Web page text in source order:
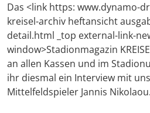
Das <link https: www.dynamo-
kreisel-archiv heftansicht
detail.html _top external-link-
window>Stadionmagazin
an allen Kassen und im
ihr diesmal ein Interview mit
Mittelfeldspieler Jannis Nikolaou.